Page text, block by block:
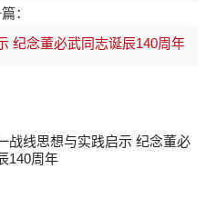
：
纪念董必武同志诞辰140周年
战线思想与实践启示 纪念董必
140周年